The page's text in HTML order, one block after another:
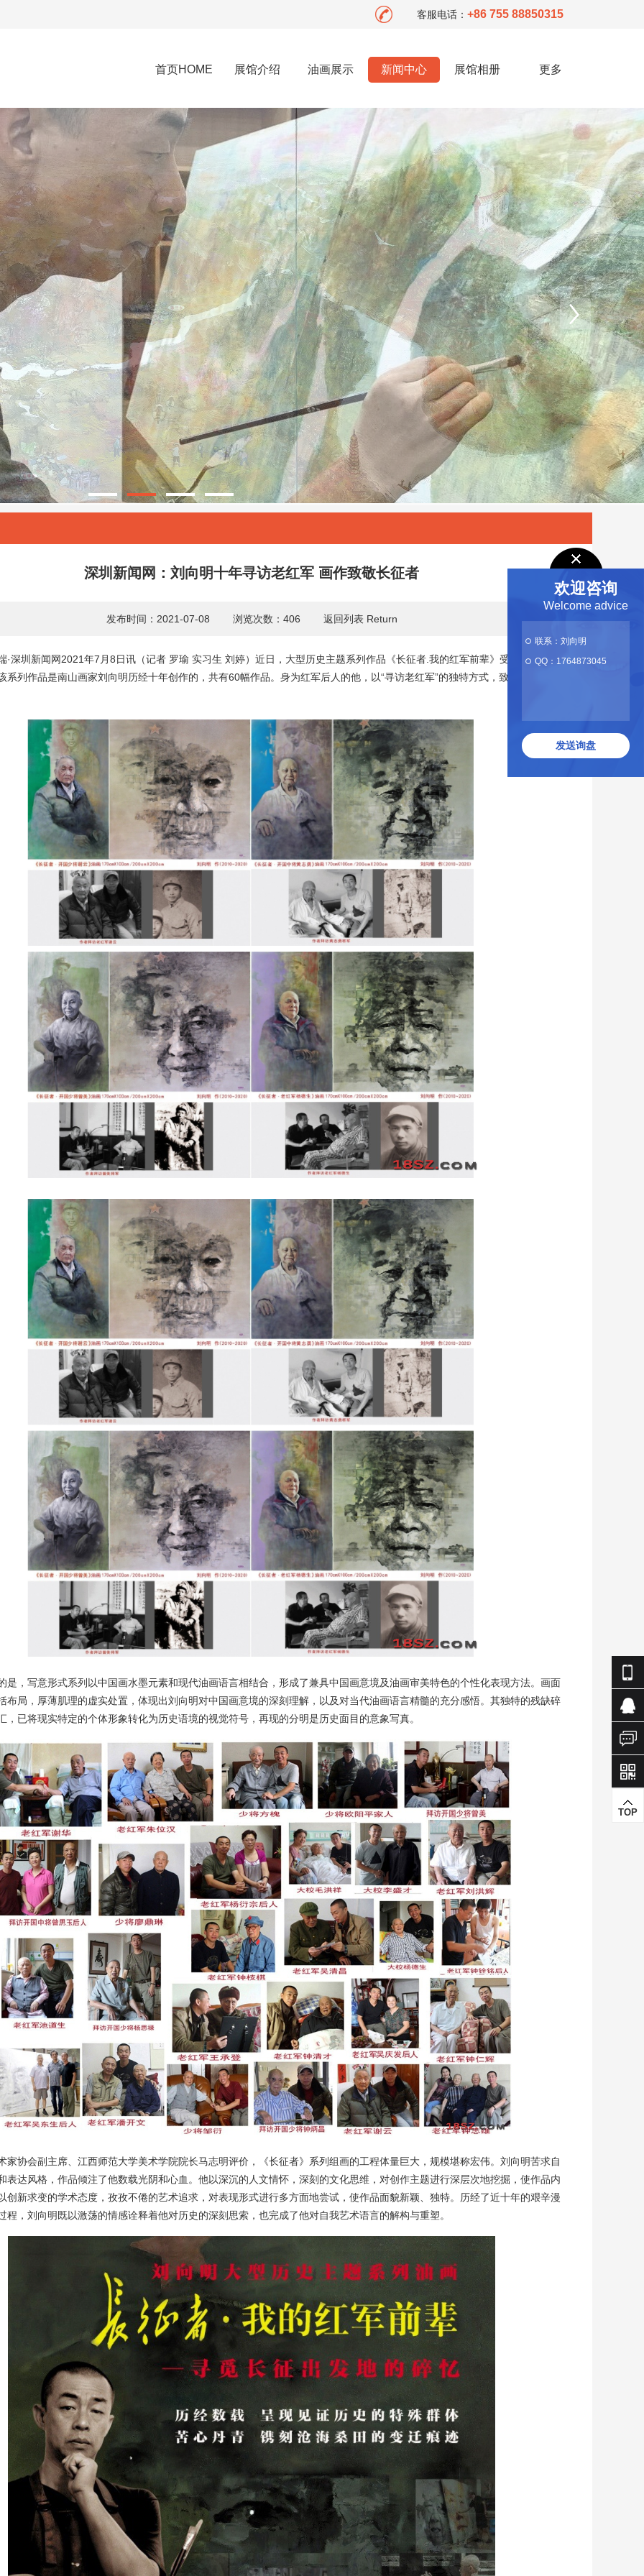
客服电话： +86 755 88850315
首页HOME 展馆介绍 油画展示 新闻中心 展馆相册 更多
深圳新闻网：刘向明十年寻访老红军 画作致敬长征者
发布时间：2021-07-08 浏览次数：406 返回列表 Return
·深圳新闻网2021年7月8日讯（记者 罗瑜 实习生 刘婷）近日，大型历史主题系列作品《长征者.我的红军前辈》受到广泛关
系列作品是南山画家刘向明历经十年创作的，共有60幅作品。身为红军后人的他，以“寻访老红军”的独特方式，致敬革命先
是，写意形式系列以中国画水墨元素和现代油画语言相结合，形成了兼具中国画意境及油画审美特色的个性化表现方法。画面
布局，厚薄肌理的虚实处置，体现出刘向明对中国画意境的深刻理解，以及对当代油画语言精髓的充分感悟。其独特的残缺碎
，已将现实特定的个体形象转化为历史语境的视觉符号，再现的分明是历史面目的意象写真。
家协会副主席、江西师范大学美术学院院长马志明评价，《长征者》系列组画的工程体量巨大，规模堪称宏伟。刘向明苦求自
表达风格，作品倾注了他数载光阴和心血。他以深沉的人文情怀，深刻的文化思维，对创作主题进行深层次地挖掘，使作品内
创新求变的学术态度，孜孜不倦的艺术追求，对表现形式进行多方面地尝试，使作品面貌新颖、独特。历经了近十年的艰辛漫
程，刘向明既以激荡的情感诠释着他对历史的深刻思索，也完成了他对自我艺术语言的解构与重塑。
欢迎咨询
Welcome advice
联系：刘向明
QQ： 1764873045
发送询盘
TOP